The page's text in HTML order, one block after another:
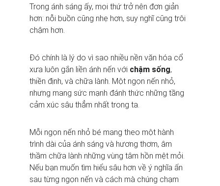
Trong ánh sáng ấy, mọi thứ trở nên đơn giản
hơn: nỗi buồn cũng nhẹ hơn, suy nghĩ cũng trôi
chậm hơn.
Đó chính là lý do vì sao nhiều nền văn hóa cổ
xưa luôn gắn liền ánh nến với chậm sống,
thiền định, và chữa lành. Một ngọn nến nhỏ,
nhưng mang sức mạnh đánh thức những tầng
cảm xúc sâu thẳm nhất trong ta.
Mỗi ngọn nến nhỏ bé mang theo một hành
trình dài của ánh sáng và hương thơm, âm
thầm chữa lành những vùng tâm hồn mệt mỏi.
Nếu bạn muốn tìm hiểu sâu hơn về ý nghĩa ẩn
sau từng ngọn nến và cách mà chúng chạm